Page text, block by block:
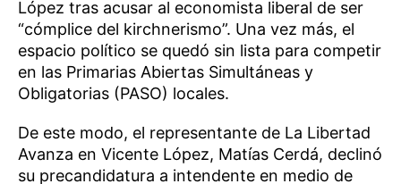
López tras acusar al economista liberal de ser
“cómplice del kirchnerismo”. Una vez más, el
espacio político se quedó sin lista para competir
en las Primarias Abiertas Simultáneas y
Obligatorias (PASO) locales.
De este modo, el representante de La Libertad
Avanza en Vicente López, Matías Cerdá, declinó
su precandidatura a intendente en medio de